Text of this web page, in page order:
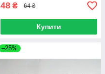
48 ₴ 64 ₴
Купити
–25%